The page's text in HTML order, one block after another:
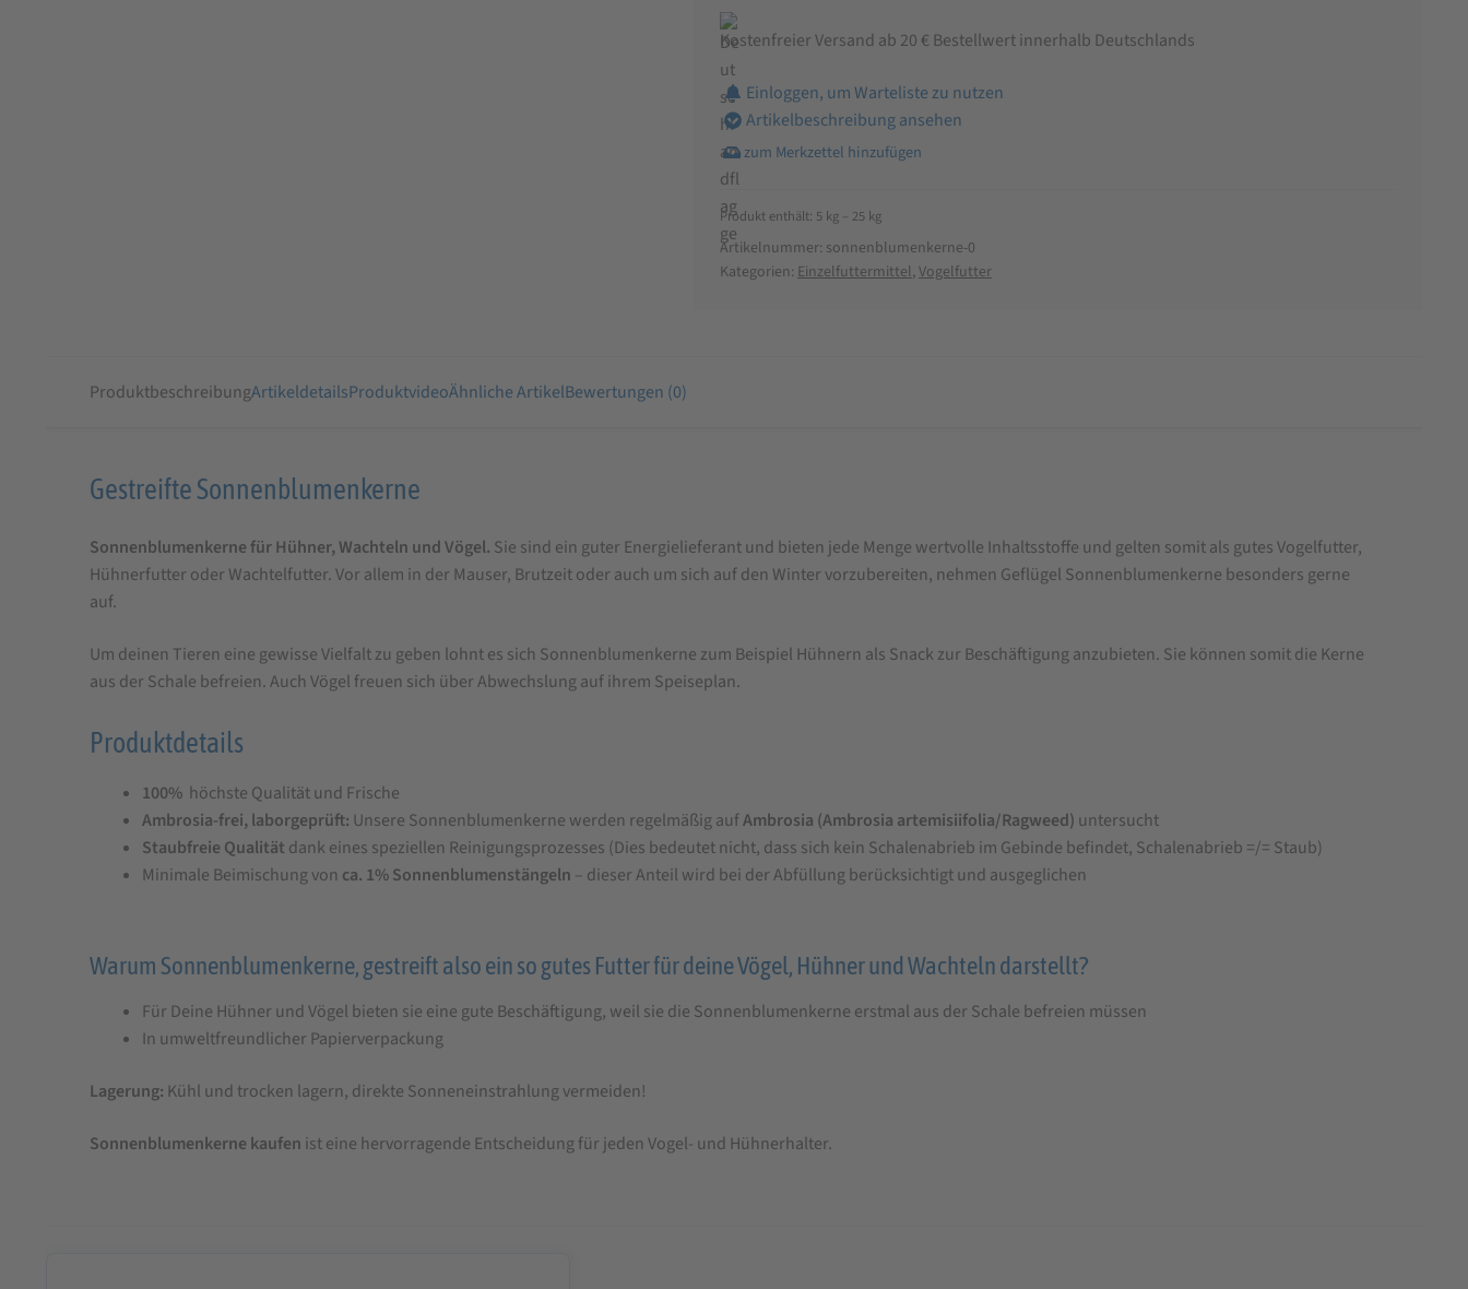
Kostenfreier Versand ab 20 € Bestellwert innerhalb Deutschlands
Einloggen, um Warteliste zu nutzen
Artikelbeschreibung ansehen
Produkt enthält: 5 kg– 25 kg
Artikelnummer: sonnenblumenkerne-0
Kategorien: Einzelfuttermittel,Vogelfutter
ProduktbeschreibungArtikeldetailsProduktvideoÄhnliche ArtikelBewertungen (0)
Produktbeschreibung
StaWa
Sonnenblumenkerne,
Gestreifte Sonnenblumenkerne
Sonnenblumenkerne für Hühner, Wachteln und Vögel. Sie sind ein guter Energielieferant und bieten jede Menge wertvolle Inhaltsstoffe und gelten somit als gutes Vogelfutter,
Hühnerfutter oder Wachtelfutter. Vor allem in der Mauser, Brutzeit oder auch um sich auf den Winter vorzubereiten, nehmen Geflügel Sonnenblumenkerne besonders gerne
auf.
Um deinen Tieren eine gewisse Vielfalt zu geben lohnt es sich Sonnenblumenkerne zum Beispiel Hühnern als Snack zur Beschäftigung anzubieten. Sie können somit die Kerne
aus der Schale befreien. Auch Vögel freuen sich über Abwechslung auf ihrem Speiseplan.
Produktdetails
100% höchste Qualität und Frische
Ambrosia-frei, laborgeprüft: Unsere Sonnenblumenkerne werden regelmäßig aufAmbrosia (Ambrosia artemisiifolia/Ragweed) untersucht
Staubfreie Qualität dank eines speziellen Reinigungsprozesses (Dies bedeutet nicht, dass sich kein Schalenabrieb im Gebinde befindet, Schalenabrieb =/= Staub)
Minimale Beimischung von ca. 1% Sonnenblumenstängeln – dieser Anteil wird bei der Abfüllung berücksichtigt und ausgeglichen
Warum Sonnenblumenkerne, gestreift also ein so gutes Futter für deine Vögel, Hühner und Wachteln darstellt?
Für Deine Hühner und Vögel bieten sie eine gute Beschäftigung, weil sie die Sonnenblumenkerne erstmal aus der Schale befreien müssen
In umweltfreundlicher Papierverpackung
Lagerung: Kühl und trocken lagern, direkte Sonneneinstrahlung vermeiden!
Sonnenblumenkerne kaufen ist eine hervorragende Entscheidung für jeden Vogel- und Hühnerhalter.